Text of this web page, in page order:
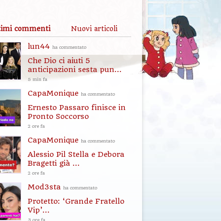
commenti Nuovi articoli
lun44 ha commentato
Che Dio ci aiuti 5
anticipazioni sesta pun...
5 min fa
CapaMonique ha commentato
Ernesto Passaro finisce in
Pronto Soccorso
2 ore fa
CapaMonique ha commentato
Alessio Pil Stella e Debora
Bragetti già ...
2 ore fa
Mod3sta ha commentato
Protetto: ‘Grande Fratello
Vip’...
3 ore fa